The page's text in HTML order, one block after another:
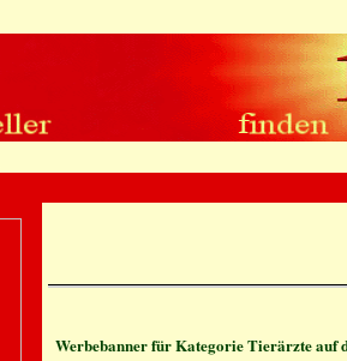
Werbebanner für Kategorie Tierärzte auf